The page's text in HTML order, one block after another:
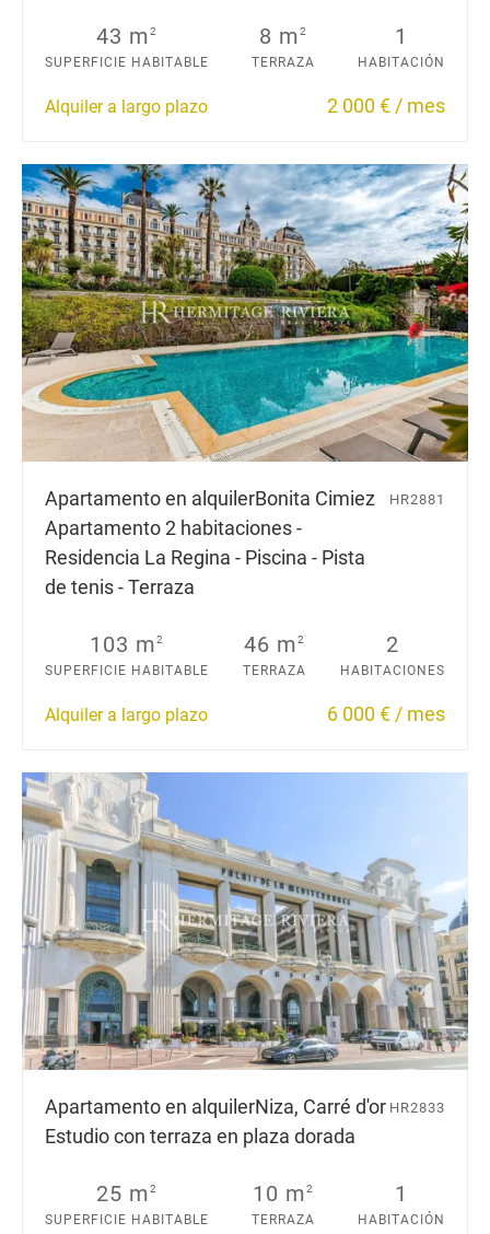
43 m2
SUPERFICIE HABITABLE
8 m2
TERRAZA
1
HABITACIÓN
Alquiler a largo plazo 2 000 € / mes
Apartamento en alquilerBonita Cimiez
Apartamento 2 habitaciones -
Residencia La Regina - Piscina - Pista
de tenis - Terraza
HR2881
103 m2
SUPERFICIE HABITABLE
46 m2
TERRAZA
2
HABITACIONES
Alquiler a largo plazo 6 000 € / mes
Apartamento en alquilerNiza, Carré d'or
Estudio con terraza en plaza dorada
HR2833
25 m2
SUPERFICIE HABITABLE
10 m2
TERRAZA
1
HABITACIÓN